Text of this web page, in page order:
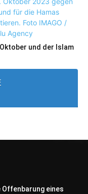
und der Islam
Offenbarung eines